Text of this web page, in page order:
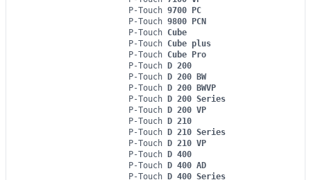
P-Touch 9700 PC
P-Touch 9800 PCN
P-Touch Cube
P-Touch Cube plus
P-Touch Cube Pro
P-Touch D 200
P-Touch D 200 BW
P-Touch D 200 BWVP
P-Touch D 200 Series
P-Touch D 200 VP
P-Touch D 210
P-Touch D 210 Series
P-Touch D 210 VP
P-Touch D 400
P-Touch D 400 AD
P-Touch D 400 Series